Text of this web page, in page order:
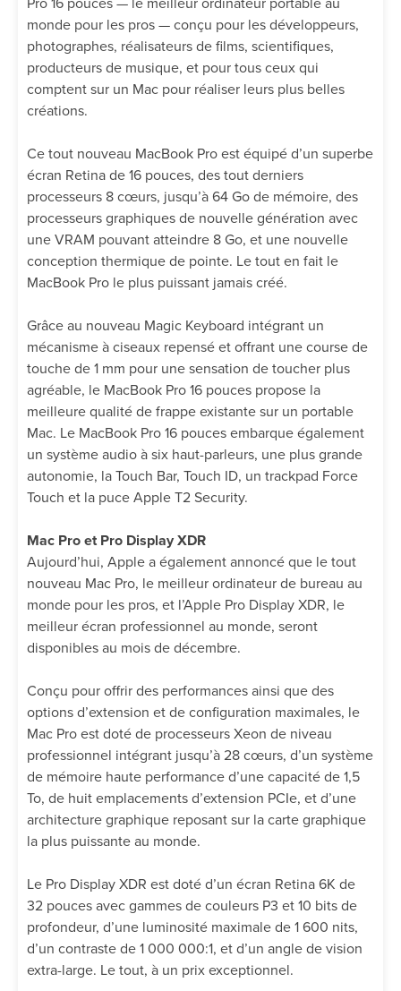
monde pour les pros — conçu pour les développeurs,
photographes, réalisateurs de films, scientifiques,
producteurs de musique, et pour tous ceux qui
comptent sur un Mac pour réaliser leurs plus belles
créations.
Ce tout nouveau MacBook Pro est équipé d’un superbe
écran Retina de 16 pouces, des tout derniers
processeurs 8 cœurs, jusqu’à 64 Go de mémoire, des
processeurs graphiques de nouvelle génération avec
une VRAM pouvant atteindre 8 Go, et une nouvelle
conception thermique de pointe. Le tout en fait le
MacBook Pro le plus puissant jamais créé.
Grâce au nouveau Magic Keyboard intégrant un
mécanisme à ciseaux repensé et offrant une course de
touche de 1 mm pour une sensation de toucher plus
agréable, le MacBook Pro 16 pouces propose la
meilleure qualité de frappe existante sur un portable
Mac. Le MacBook Pro 16 pouces embarque également
un système audio à six haut-parleurs, une plus grande
autonomie, la Touch Bar, Touch ID, un trackpad Force
Touch et la puce Apple T2 Security.
Mac Pro et Pro Display XDR
Aujourd’hui, Apple a également annoncé que le tout
nouveau Mac Pro, le meilleur ordinateur de bureau au
monde pour les pros, et l’Apple Pro Display XDR, le
meilleur écran professionnel au monde, seront
disponibles au mois de décembre.
Conçu pour offrir des performances ainsi que des
options d’extension et de configuration maximales, le
Mac Pro est doté de processeurs Xeon de niveau
professionnel intégrant jusqu’à 28 cœurs, d’un système
de mémoire haute performance d’une capacité de 1,5
To, de huit emplacements d’extension PCIe, et d’une
architecture graphique reposant sur la carte graphique
la plus puissante au monde.
Le Pro Display XDR est doté d’un écran Retina 6K de
32 pouces avec gammes de couleurs P3 et 10 bits de
profondeur, d’une luminosité maximale de 1 600 nits,
d’un contraste de 1 000 000:1, et d’un angle de vision
extra-large. Le tout, à un prix exceptionnel.